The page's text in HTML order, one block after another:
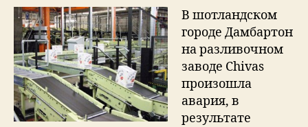
Chivas
аварии
в
канализацию
утекло
18
тыс.
В шотландском
городе Дамбартон
на разливочном
заводе Chivas
произошла
авария, в
результате